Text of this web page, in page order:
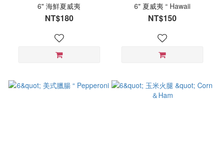
6" 海鮮夏威夷
NT$180
6" 夏威夷 “ Hawaii
NT$150